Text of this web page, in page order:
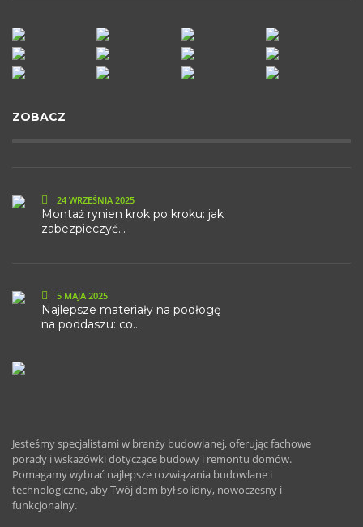
ZOBACZ
Montaż rynien krok po kroku: jak
zabezpieczyć...
24 WRZEŚNIA 2025
Najlepsze materiały na podłogę
na poddaszu: co...
5 MAJA 2025
Jesteśmy specjalistami w branży budowlanej, oferując fachowe
porady i wskazówki dotyczące budowy i remontu domów.
Pomagamy wybrać najlepsze rozwiązania budowlane i
technologiczne, aby Twój dom był solidny, nowoczesny i
funkcjonalny.